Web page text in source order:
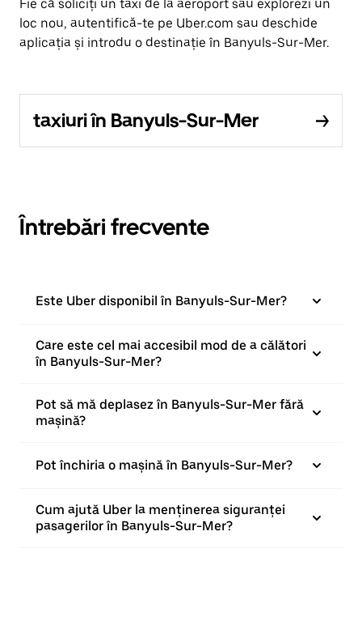
Fie că soliciți un taxi de la aeroport sau explorezi un
loc nou, autentifică-te pe Uber.com sau deschide
aplicația și introdu o destinație în Banyuls-Sur-Mer.
taxiuri în Banyuls-Sur-Mer
Întrebări frecvente
Este Uber disponibil în Banyuls-Sur-Mer?
Care este cel mai accesibil mod de a călători
în Banyuls-Sur-Mer?
Pot să mă deplasez în Banyuls-Sur-Mer fără
mașină?
Pot închiria o mașină în Banyuls-Sur-Mer?
Cum ajută Uber la menținerea siguranței
pasagerilor în Banyuls-Sur-Mer?